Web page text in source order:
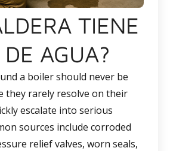
TIENE
AGUA?
a boiler should never be
they rarely resolve on their
escalate into serious
sources include corroded
relief valves, worn seals,